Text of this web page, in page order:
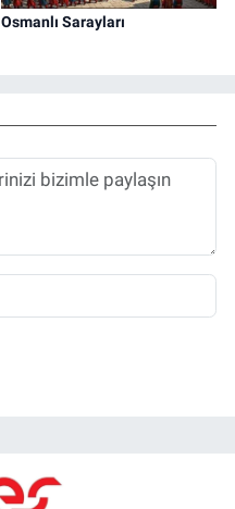
Osmanlı Sarayları